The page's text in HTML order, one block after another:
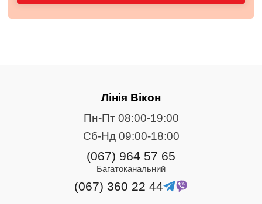
Лінія Вікон
Пн-Пт 08:00-19:00
Сб-Нд 09:00-18:00
(067) 964 57 65
Багатоканальний
(067) 360 22 44